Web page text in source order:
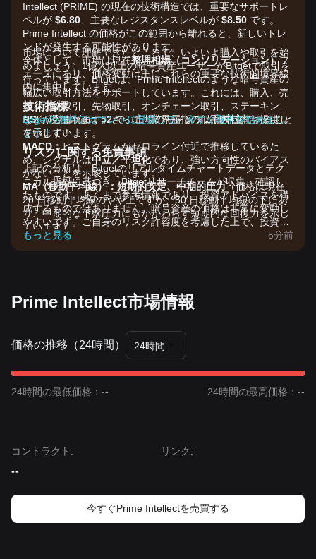
Intellect (PRIME) の現在の技術構造では、重要なサポートレ
ベルが $6.80 、主要なレジスタンスレベルが $8.50 です。
Prime Intellect の価格がこの範囲から離れると、新しいトレ
ンドが発生する可能性があります。
全体として、市場は現在整理相場（コンソリデーション）フ
ェーズにあり、価格変動は主にこれらの重要な技術的境界線
内に集中しています。
技術指標
RSI：現在の値は52で、市場のモメンタムは中立であること
を示しています。
MACD： ヒストグラムがゼロライン付近で推移しているた
め、シグナルは中立／平坦化であり、強い方向性のバイアス
がないことを示唆しています。
MA（移動平均線）： 短期的安定、中期的圧力（価格は現在
20 日移動平均線のやや上ですが、50 日移動平均線の下にあ
り、中期的な下落圧力にもかかわらず短期的な回復力を示し
ています）。
ャプロジェクトである PRIME の価格は、「AI ＋暗号通貨」
というより広範なナラティブおよび親会社の大型シリーズ A
います。
•計算資源需要： Prime Intellect の分散型計算マーケットプレ
イスは年間収益換算で 1 億ドルの実行速度に達しています。
•機関投資家の支援：
大手テック企業を含む 10 億ドルの評価
トレードシグナル
潜在的な買いゾーン
• Prime Intellect の価格が$6.80 - $7.00に近づき、安定化の
市場について理解できたところで、いよいよ購入や取引を始
めましょう。1億人以上の暗号資産ユーザーがBitgetで取引を
行っています。Bitgetは、Prime Intellectのような暗号資産の
幅広い取引方法をサポートしています。これには、購入、売
却、現物取引、先物取引、オンチェーン取引、ステーキング
などが含まれます。さらに、業界屈指の低手数料率も提供し
ています！
Bitgetの無料アカウントに登録して、今すぐ取引を始めまし
ょう！
リスクに関する免責事項
上記の分析は、Bitgetのリアルタイムチャートデータとテク
ニカル指標に基づき、Bitgetリサーチチームが収集・確認し
たものです。あくまで参考情報であり、投資アドバイスを構
成するものではありません。暗号資産の価格は非常に変動し
やすいです。ご自身のリスク許容度を考慮した上で、投資判
断を行ってください。
もっと見る 5分前
Prime Intellect市場情報
価格の推移（24時間） 24時間
24時間の最低価格：-- 24時間の最高価格：--
コントラクト :
--
リンク:
今すぐPrime Intellectを売買する